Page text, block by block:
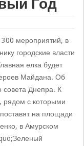
Год
мероприятий, в
городские власти
елка будет
Майдана. Об
совета Днепра. К
рядом с которыми
на площади
в Амурском